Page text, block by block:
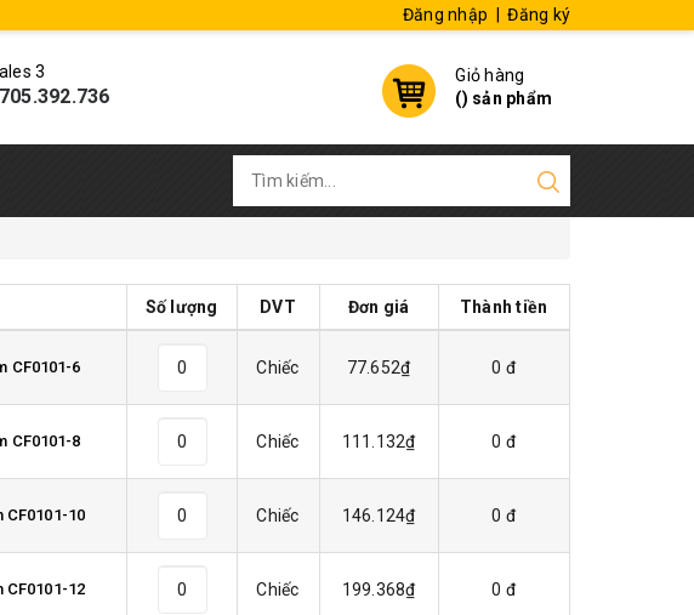
Đăng nhập Đăng ký
3
Giỏ hàng
() sản phẩm
Số lượng DVT Đơn giá Thành tiền
CF0101-6 Chiếc 77.652₫ 0 đ
CF0101-8 Chiếc 111.132₫ 0 đ
CF0101-10 Chiếc 146.124₫ 0 đ
CF0101-12 Chiếc 199.368₫ 0 đ